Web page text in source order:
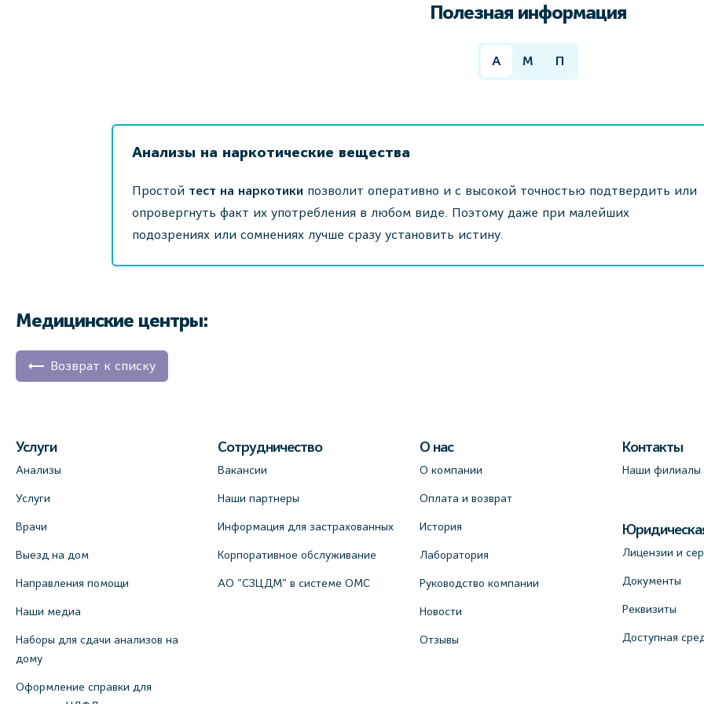
Полезная информация
А М П
Анализы на наркотические вещества
Простой тест на наркотики позволит оперативно и с высокой точностью подтвердить или
опровергнуть факт их употребления в любом виде. Поэтому даже при малейших
подозрениях или сомнениях лучше сразу установить истину.
Медицинские центры:
Возврат к списку
Услуги
Анализы
Услуги
Врачи
Выезд на дом
Направления помощи
Наши медиа
Наборы для сдачи анализов на
дому
Оформление справки для
Сотрудничество
Вакансии
Наши партнеры
Информация для застрахованных
Корпоративное обслуживание
АО "СЗЦДМ" в системе ОМС
О нас
О компании
Оплата и возврат
История
Лаборатория
Руководство компании
Новости
Отзывы
Контакты
Наши филиалы
Лицензии и
Документы
Реквизиты
Доступная